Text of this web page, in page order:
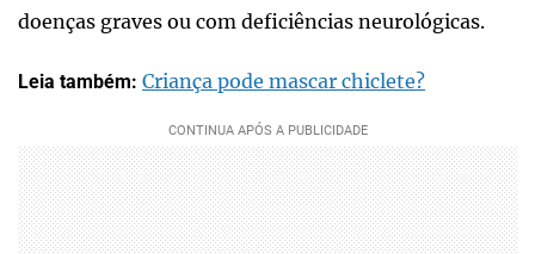
doenças graves ou com deficiências neurológicas.
Leia também: Criança pode mascar chiclete?